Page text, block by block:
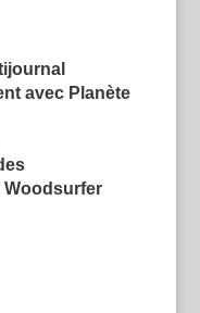
avec Planète